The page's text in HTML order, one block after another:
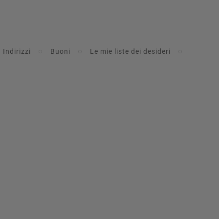
Indirizzi Buoni Le mie liste dei desideri